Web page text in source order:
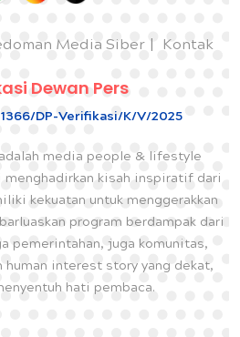
Media Siber Kontak
Dewan Pers
DP-Verifikasi/K/V/2025
adalah media people & lifestyle
menghadirkan kisah inspiratif dari
kekuatan untuk menggerakkan
program berdampak dari
pemerintahan, juga komunitas,
human interest story yang dekat,
hati pembaca.